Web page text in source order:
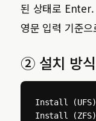
된 상태로 Enter.
영문 입력 기준
② 설치 방
Install (UFS)
Install